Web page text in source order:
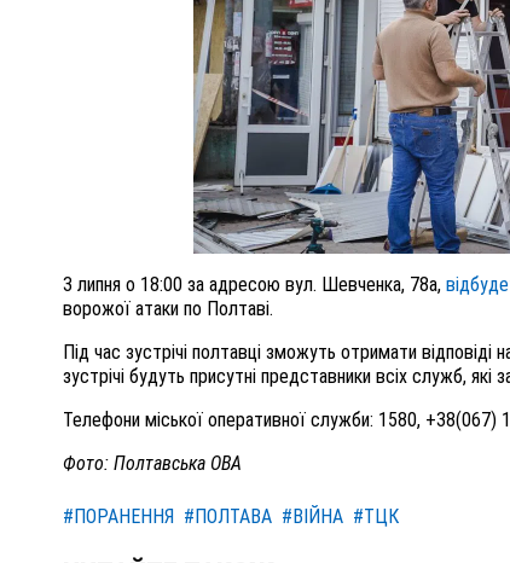
3 липня о 18:00 за адресою вул. Шевченка, 78а,
ворожої атаки по Полтаві.
Під час зустрічі полтавці зможуть отримати відповіді
зустрічі будуть присутні представники всіх служб, які
Телефони міської оперативної служби: 1580,
Фото: Полтавська ОВА
#ПОРАНЕННЯ #ПОЛТАВА #ВІЙНА #ТЦК